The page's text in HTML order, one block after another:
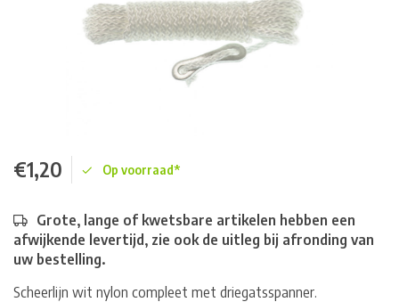
€1,20 Op voorraad*
Grote, lange of kwetsbare artikelen hebben een
afwijkende levertijd, zie ook de uitleg bij afronding van
uw bestelling.
Scheerlijn wit nylon compleet met driegatsspanner.